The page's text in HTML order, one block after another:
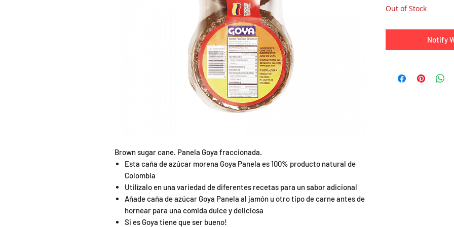
Brown sugar cane. Panela Goya fraccionada.
Esta caña de azúcar morena Goya Panela es 100% producto natural de
Colombia
Utilízalo en una variedad de diferentes recetas para un sabor adicional
Añade caña de azúcar Goya Panela al jamón u otro tipo de carne antes de
hornear para una comida dulce y deliciosa
Si es Goya tiene que ser bueno!
Out of Stock
Notify